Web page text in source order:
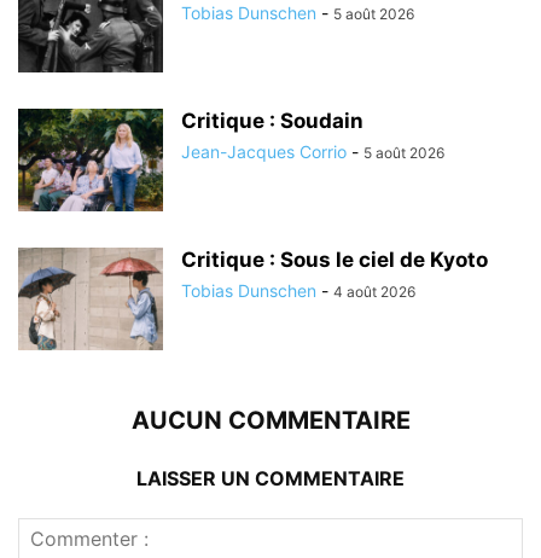
Tobias Dunschen - 5 août 2026
Critique : Soudain
Jean-Jacques Corrio - 5 août 2026
Critique : Sous le ciel de Kyoto
Tobias Dunschen - 4 août 2026
AUCUN COMMENTAIRE
LAISSER UN COMMENTAIRE